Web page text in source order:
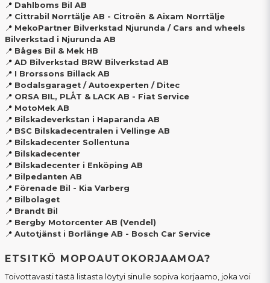
📍 Dahlboms Bil AB
📍 Cittrabil Norrtälje AB - Citroën & Aixam Norrtälje
📍 MekoPartner Bilverkstad Njurunda / Cars and wheels
Bilverkstad i Njurunda AB
📍 Båges Bil & Mek HB
📍 AD Bilverkstad BRW Bilverkstad AB
📍 I Brorssons Billack AB
📍 Bodalsgaraget / Autoexperten / Ditec
📍 ORSA BIL, PLÅT & LACK AB - Fiat Service
📍 MotoMek AB
📍 Bilskadeverkstan i Haparanda AB
📍 BSC Bilskadecentralen i Vellinge AB
📍 Bilskadecenter Sollentuna
📍 Bilskadecenter
📍 Bilskadecenter i Enköping AB
📍 Bilpedanten AB
📍 Förenade Bil - Kia Varberg
📍 Bilbolaget
📍 Brandt Bil
📍 Bergby Motorcenter AB (Vendel)
📍 Autotjänst i Borlänge AB - Bosch Car Service
ETSITKÖ MOPOAUTOKORJAAMOA?
Toivottavasti tästä listasta löytyi sinulle sopiva korjaamo, joka voi